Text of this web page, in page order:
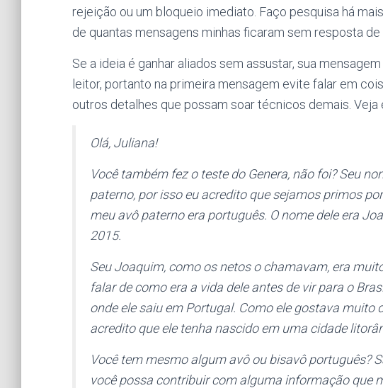
rejeição ou um bloqueio imediato. Faço pesquisa há
de quantas mensagens minhas ficaram sem resposta
Se a ideia é ganhar aliados sem assustar, sua
leitor, portanto na primeira mensagem evite falar em
outros detalhes que possam soar técnicos demais. Veja
Olá, Juliana!
Você também fez o teste do Genera, não foi? Seu
paterno, por isso eu acredito que sejamos primos
meu avô paterno era português. O nome dele era
2015.
Seu Joaquim, como os netos o chamavam, era
falar de como era a vida dele antes de vir para o
onde ele saiu em Portugal. Como ele gostava muito
acredito que ele tenha nascido em uma cidade
Você tem mesmo algum avô ou bisavô português?
você possa contribuir com alguma informação que